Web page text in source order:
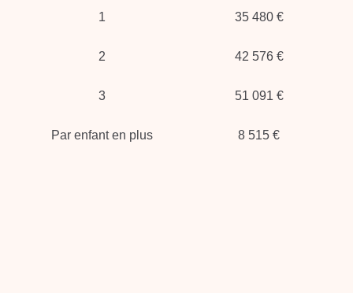
1 35 480 €
2 42 576 €
3 51 091 €
Par enfant en plus 8 515 €